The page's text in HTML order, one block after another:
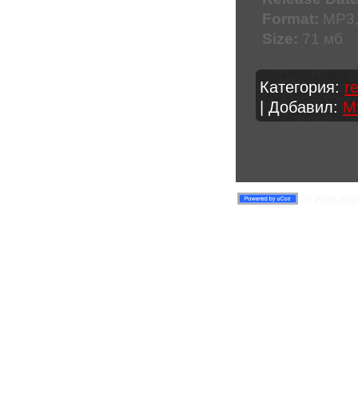
Format:
Size: 71 мб
Категория:
| Добавил: